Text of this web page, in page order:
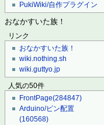
PukiWiki/自作プラグイン
おなかすいた族！
リンク
おなかすいた族！
wiki.nothing.sh
wiki.guttyo.jp
人気の50件
FrontPage(284847)
Arduino/ピン配置
(160568)